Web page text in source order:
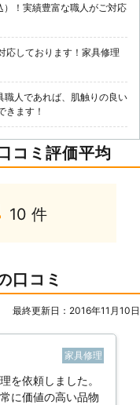
！実績豊富な職人がご対応
応しております！家具修理
人であれば、肌触りの良い
きます！
コミ評価平均
10 件
口コミ
最終更新日：2016年11月10日
家具修理
を依頼しました。
に価値の高い品物